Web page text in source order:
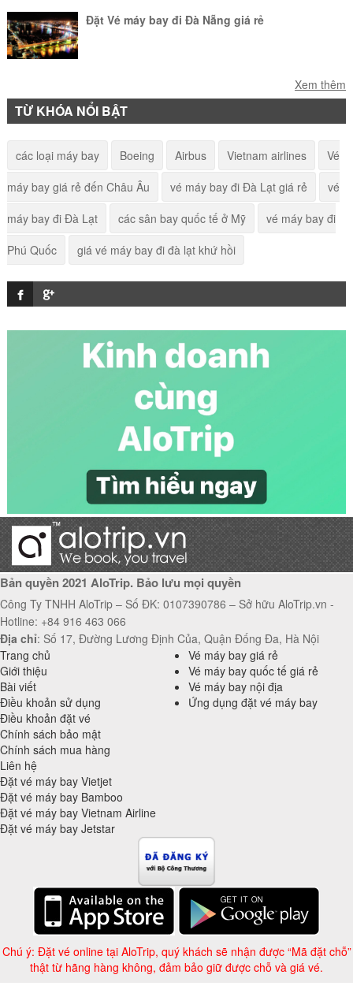
Đặt Vé máy bay đi Đà Nẵng giá rẻ
Vé máy bay đi Reykjavík
Vé máy bay đi Yangon giá rẻ
Vé máy bay đi Lâm Đồng giá rẻ
Vé máy bay đi Manchester giá rẻ
Xem thêm
TỪ KHÓA NỔI BẬT
các loại máy bay Boeing Airbus Vietnam airlines
Vé
máy bay giá rẻ đến Châu Âu
vé máy bay đi Đà Lạt giá rẻ
vé
máy bay đi Đà Lạt
các sân bay quốc tế ở Mỹ
vé máy bay đi
Phú Quốc
giá vé máy bay đi đà lạt khứ hồi
Bản quyền 2021 AloTrip. Bảo lưu mọi quyền
Công Ty TNHH AloTrip – Số ĐK: 0107390786 – Sở hữu AloTrip.vn -
Hotline: +84 916 463 066
Địa chỉ: Số 17, Đường Lương Định Của, Quận Đống Đa, Hà Nội
Trang chủ
Giới thiệu
Bài viết
Điều khoản sử dụng
Điều khoản đặt vé
Chính sách bảo mật
Chính sách mua hàng
Liên hệ
Vé máy bay giá rẻ
Vé máy bay quốc tế giá rẻ
Vé máy bay nội địa
Ứng dụng đặt vé máy bay
Đặt vé máy bay Vietjet
Đặt vé máy bay Bamboo
Đặt vé máy bay Vietnam Airline
Đặt vé máy bay Jetstar
Chú ý: Đặt vé online tại AloTrip, quý khách sẽ nhận được “Mã đặt chỗ”
thật từ hãng hàng không, đảm bảo giữ được chỗ và giá vé.